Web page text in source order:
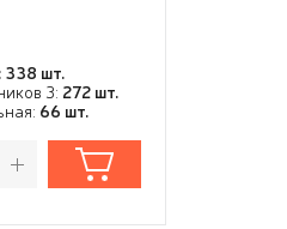
338 шт.
3: 272 шт.
66 шт.